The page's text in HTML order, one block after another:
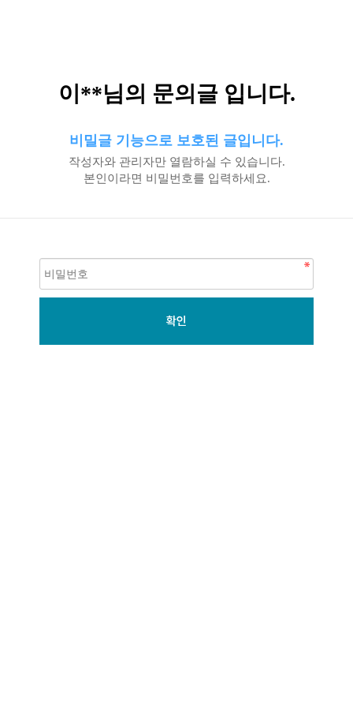
이**님의 문의글 입니다.
비밀글 기능으로 보호된 글입니다.
작성자와 관리자만 열람하실 수 있습니다.
본인이라면 비밀번호를 입력하세요.